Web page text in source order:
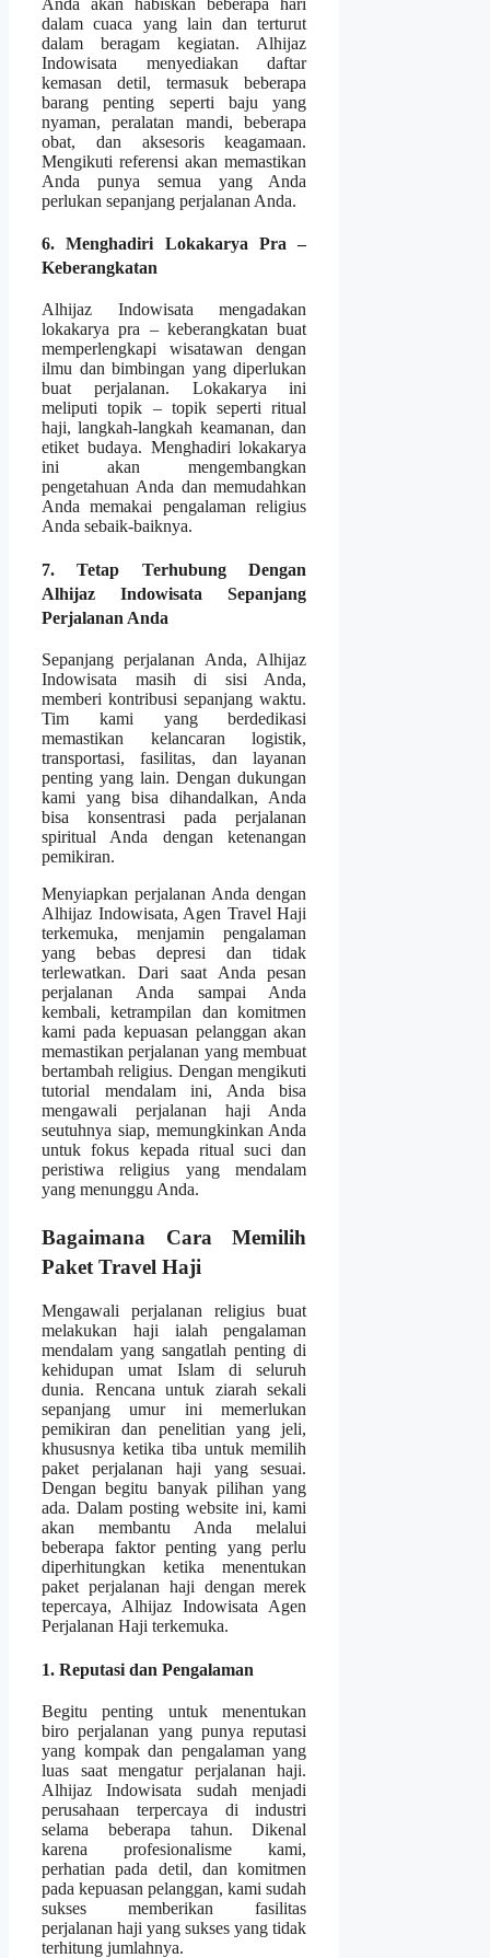
dalam cuaca yang lain dan terturut
dalam beragam kegiatan. Alhijaz
Indowisata menyediakan daftar
kemasan detil, termasuk beberapa
barang penting seperti baju yang
nyaman, peralatan mandi, beberapa
obat, dan aksesoris keagamaan.
Mengikuti referensi akan memastikan
Anda punya semua yang Anda
perlukan sepanjang perjalanan Anda.
6. Menghadiri Lokakarya Pra –
Keberangkatan
Alhijaz Indowisata mengadakan
lokakarya pra – keberangkatan buat
memperlengkapi wisatawan dengan
ilmu dan bimbingan yang diperlukan
buat perjalanan. Lokakarya ini
meliputi topik – topik seperti ritual
haji, langkah-langkah keamanan, dan
etiket budaya. Menghadiri lokakarya
ini akan mengembangkan
pengetahuan Anda dan memudahkan
Anda memakai pengalaman religius
Anda sebaik-baiknya.
7. Tetap Terhubung Dengan
Alhijaz Indowisata Sepanjang
Perjalanan Anda
Sepanjang perjalanan Anda, Alhijaz
Indowisata masih di sisi Anda,
memberi kontribusi sepanjang waktu.
Tim kami yang berdedikasi
memastikan kelancaran logistik,
transportasi, fasilitas, dan layanan
penting yang lain. Dengan dukungan
kami yang bisa dihandalkan, Anda
bisa konsentrasi pada perjalanan
spiritual Anda dengan ketenangan
pemikiran.
Menyiapkan perjalanan Anda dengan
Alhijaz Indowisata, Agen Travel Haji
terkemuka, menjamin pengalaman
yang bebas depresi dan tidak
terlewatkan. Dari saat Anda pesan
perjalanan Anda sampai Anda
kembali, ketrampilan dan komitmen
kami pada kepuasan pelanggan akan
memastikan perjalanan yang membuat
bertambah religius. Dengan mengikuti
tutorial mendalam ini, Anda bisa
mengawali perjalanan haji Anda
seutuhnya siap, memungkinkan Anda
untuk fokus kepada ritual suci dan
peristiwa religius yang mendalam
yang menunggu Anda.
Bagaimana Cara Memilih
Paket Travel Haji
Mengawali perjalanan religius buat
melakukan haji ialah pengalaman
mendalam yang sangatlah penting di
kehidupan umat Islam di seluruh
dunia. Rencana untuk ziarah sekali
sepanjang umur ini memerlukan
pemikiran dan penelitian yang jeli,
khususnya ketika tiba untuk memilih
paket perjalanan haji yang sesuai.
Dengan begitu banyak pilihan yang
ada. Dalam posting website ini, kami
akan membantu Anda melalui
beberapa faktor penting yang perlu
diperhitungkan ketika menentukan
paket perjalanan haji dengan merek
tepercaya, Alhijaz Indowisata Agen
Perjalanan Haji terkemuka.
1. Reputasi dan Pengalaman
Begitu penting untuk menentukan
biro perjalanan yang punya reputasi
yang kompak dan pengalaman yang
luas saat mengatur perjalanan haji.
Alhijaz Indowisata sudah menjadi
perusahaan terpercaya di industri
selama beberapa tahun. Dikenal
karena profesionalisme kami,
perhatian pada detil, dan komitmen
pada kepuasan pelanggan, kami sudah
sukses memberikan fasilitas
perjalanan haji yang sukses yang tidak
terhitung jumlahnya.